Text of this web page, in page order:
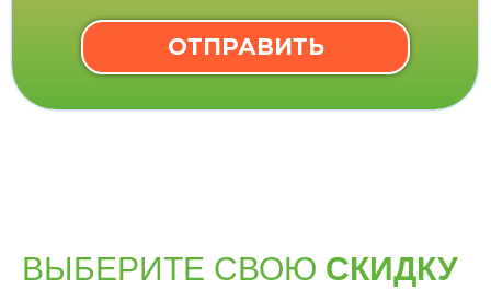
ОТПРАВИТЬ
ВЫБЕРИТЕ СВОЮ СКИДКУ